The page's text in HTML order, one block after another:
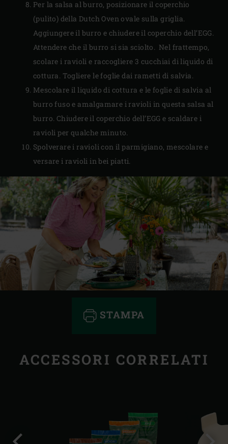
Per la salsa al burro, posizionare il coperchio
(pulito) della Dutch Oven ovale sulla griglia.
Aggiungere il burro e chiudere il coperchio dell’EGG.
Attendere che il burro si sia sciolto. Nel frattempo,
scolare i ravioli e raccogliere 3 cucchiai di liquido di
cottura. Togliere le foglie dai rametti di salvia.
Mescolare il liquido di cottura e le foglie di salvia al
burro fuso e amalgamare i ravioli in questa salsa al
burro. Chiudere il coperchio dell’EGG e scaldare i
ravioli per qualche minuto.
Spolverare i ravioli con il parmigiano, mescolare e
versare i ravioli in bei piatti.
STAMPA
ACCESSORI CORRELATI